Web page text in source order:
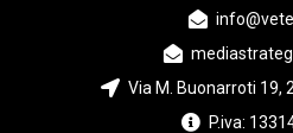
Via M. Buonarroti 19,
P.iva: